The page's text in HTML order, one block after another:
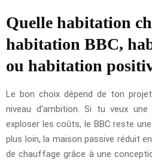
Quelle habitation
habitation BBC,
ou habitation
Le bon choix dépend de ton
niveau d’ambition. Si tu veux
exploser les coûts, le BBC reste
plus loin, la maison passive réduit
de chauffage grâce à une